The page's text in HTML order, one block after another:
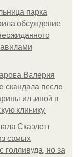
парка
обсуждение
Валерия
скандала после
ильиной в
клинику.
Скарлетт
самых
голливуда, но за